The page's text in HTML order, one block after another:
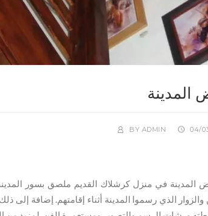
المدينة
04/
BY ADMIN
المدينة في منزل كرشلاك القديم ملصق بسور
والزوار الذي رسموا المدينة أثناء إقامتهم. إضافة إلى